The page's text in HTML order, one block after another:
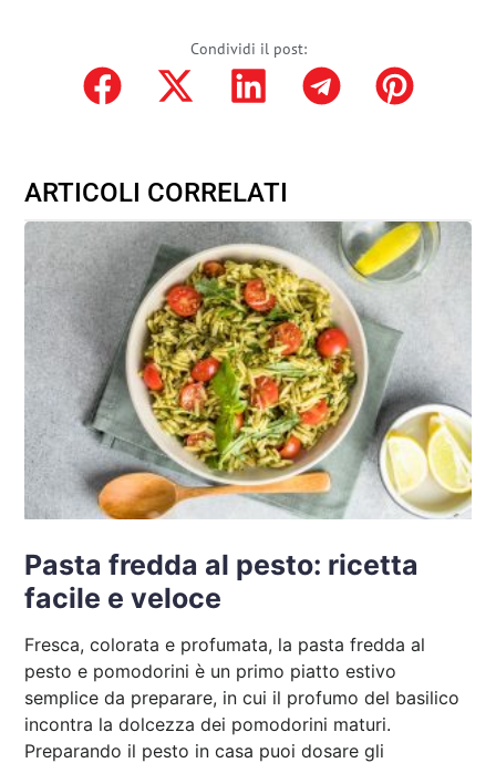
Condividi il post:
ARTICOLI CORRELATI
Pasta fredda al pesto: ricetta
facile e veloce
Fresca, colorata e profumata, la pasta fredda al
pesto e pomodorini è un primo piatto estivo
semplice da preparare, in cui il profumo del basilico
incontra la dolcezza dei pomodorini maturi.
Preparando il pesto in casa puoi dosare gli